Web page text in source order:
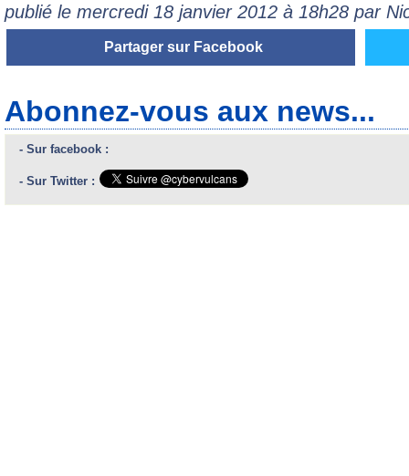
publié le mercredi 18 janvier 2012 à 18h28 par
Partager sur Facebook
Abonnez-vous aux news...
- Sur facebook :
- Sur Twitter :